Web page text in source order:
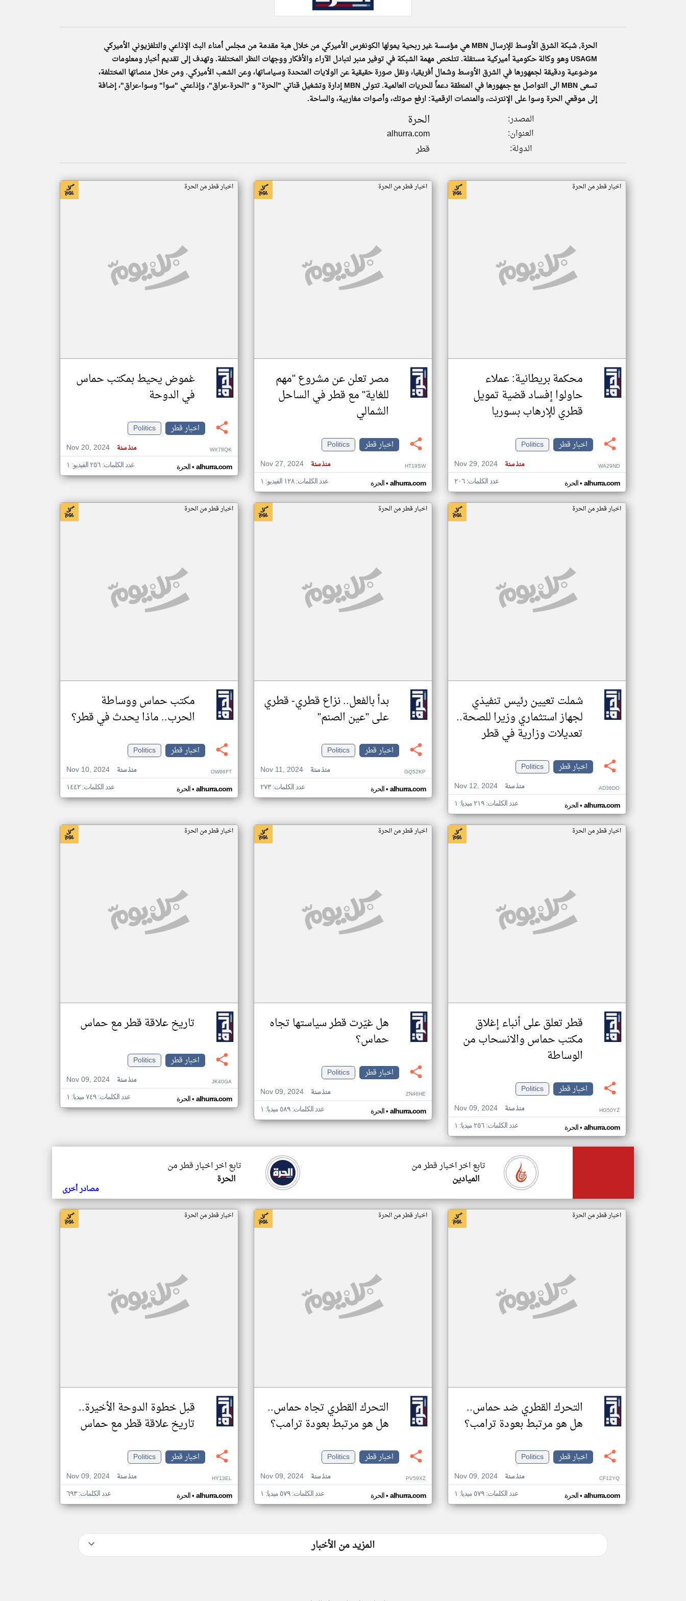
مصادر الأخبار من قطر
اخبار قطر على مدار الساعة
أهم اخبار قطر العاجلة والمباشرة
الحرة, شبكة الشرق الأوسط للإرسال MBN هي مؤسسة غير ربحية يمولها الكونغرس الأميركي من خلال هبة مقدمة من مجلس أمناء البث الإذاعي والتلفزيوني الأميركي
USAGM وهو وكالة حكومية أميركية مستقلة. تتلخص مهمة الشبكة في توفير منبر لتبادل الآراء والأفكار ووجهات النظر المختلفة. وتهدف إلى تقديم أخبار ومعلومات
موضوعية ودقيقة لجمهورها في الشرق الأوسط وشمال أفريقيا، ونقل صورة حقيقية عن الولايات المتحدة وسياساتها، وعن الشعب الأميركي. ومن خلال منصاتها المختلفة،
تسعى MBN الى التواصل مع جمهورها في المنطقة دعماً للحريات العالمية. تتولى MBN إدارة وتشغيل قناتي "الحرة" و "الحرة-عراق"، وإذاعتي "سوا" وسوا-عراق"، إضافة
إلى موقعي الحرة وسوا على الإنترنت، والمنصات الرقمية: ارفع صوتك، وأصوات مغاربية، والساحة.
المصدر: الحرة
العنوان:
alhurra.com
الدولة:
قطر
اخبار قطر من الحرة
محكمة بريطانية: عملاء
حاولوا إفساد قضية تمويل
قطري للإرهاب بسوريا
اخبار قطر
Politics
Nov 29, 2024
منذ سنة WA29ND
الحرة• alhurra.com عدد الكلمات: ٢٠٦
اخبار قطر من الحرة
مصر تعلن عن مشروع "مهم
للغاية" مع قطر في الساحل
الشمالي
اخبار قطر
Politics
Nov 27, 2024
منذ سنة HT19SW
الحرة• alhurra.com عدد الكلمات: ١٢٨ الفيديو: ١
اخبار قطر من الحرة
غموض يحيط بمكتب حماس
في الدوحة
اخبار قطر
Politics
Nov 20, 2024
منذ سنة WX78QK
الحرة• alhurra.com عدد الكلمات: ٢٥٦ الفيديو: ١
اخبار قطر من الحرة
شملت تعيين رئيس تنفيذي
لجهاز استثماري وزيرا للصحة..
تعديلات وزارية في قطر
اخبار قطر
Politics
Nov 12, 2024
منذ سنة AD36DO
الحرة• alhurra.com عدد الكلمات: ٢١٩ ميديا: ١
اخبار قطر من الحرة
بدأ بالفعل.. نزاع قطري- قطري
على "عين الصنم"
اخبار قطر
Politics
Nov 11, 2024
منذ سنة GQ52KP
الحرة• alhurra.com عدد الكلمات: ٢٧٣
اخبار قطر من الحرة
مكتب حماس ووساطة
الحرب.. ماذا يحدث في قطر؟
اخبار قطر
Politics
Nov 10, 2024
منذ سنة OW96FT
الحرة• alhurra.com عدد الكلمات: ١٤٤٢
اخبار قطر من الحرة
قطر تعلق على أنباء إغلاق
مكتب حماس والانسحاب من
الوساطة
اخبار قطر
Politics
Nov 09, 2024
منذ سنة HG50YZ
الحرة• alhurra.com عدد الكلمات: ٢٥٦ ميديا: ١
اخبار قطر من الحرة
هل غيّرت قطر سياستها تجاه
حماس؟
اخبار قطر
Politics
Nov 09, 2024
منذ سنة ZN46HE
الحرة• alhurra.com عدد الكلمات: ٥٨٩ ميديا: ١
اخبار قطر من الحرة
تاريخ علاقة قطر مع حماس
اخبار قطر
Politics
Nov 09, 2024
منذ سنة JK40GA
الحرة• alhurra.com عدد الكلمات: ٧٤٩ ميديا: ١
تابع اخر اخبار قطر من
الحرة
تابع اخر اخبار قطر من
الميادين
مصادر أخرى
اخبار قطر من الحرة
التحرك القطري ضد حماس..
هل هو مرتبط بعودة ترامب؟
اخبار قطر
Politics
Nov 09, 2024
منذ سنة CF12YQ
الحرة• alhurra.com عدد الكلمات: ٥٧٩ ميديا: ١
اخبار قطر من الحرة
التحرك القطري تجاه حماس..
هل هو مرتبط بعودة ترامب؟
اخبار قطر
Politics
Nov 09, 2024
منذ سنة PV59XZ
الحرة• alhurra.com عدد الكلمات: ٥٧٩ ميديا: ١
اخبار قطر من الحرة
قبل خطوة الدوحة الأخيرة..
تاريخ علاقة قطر مع حماس
اخبار قطر
Politics
Nov 09, 2024
منذ سنة HY13EL
الحرة• alhurra.com عدد الكلمات: ٦٩٣
المزيد من الأخبار
klyoum.com